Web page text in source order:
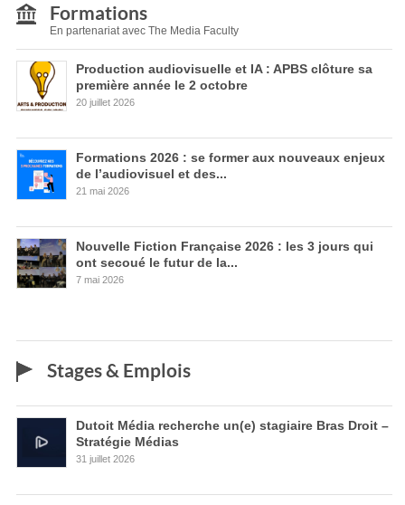
Formations
En partenariat avec The Media Faculty
Production audiovisuelle et IA : APBS clôture sa
première année le 2 octobre
20 juillet 2026
Formations 2026 : se former aux nouveaux enjeux
de l’audiovisuel et des...
21 mai 2026
Nouvelle Fiction Française 2026 : les 3 jours qui
ont secoué le futur de la...
7 mai 2026
Stages & Emplois
Dutoit Média recherche un(e) stagiaire Bras Droit –
Stratégie Médias
31 juillet 2026